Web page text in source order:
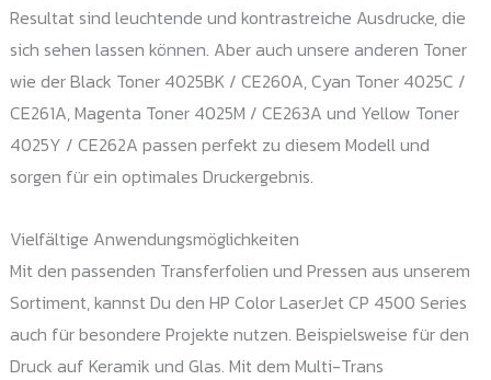
Resultat sind leuchtende und kontrastreiche Ausdrucke, die
sich sehen lassen können. Aber auch unsere anderen Toner
wie der Black Toner 4025BK / CE260A, Cyan Toner 4025C /
CE261A, Magenta Toner 4025M / CE263A und Yellow Toner
4025Y / CE262A passen perfekt zu diesem Modell und
sorgen für ein optimales Druckergebnis.
Vielfältige Anwendungsmöglichkeiten
Mit den passenden Transferfolien und Pressen aus unserem
Sortiment, kannst Du den HP Color LaserJet CP 4500 Series
auch für besondere Projekte nutzen. Beispielsweise für den
Druck auf Keramik und Glas. Mit dem Multi-Trans